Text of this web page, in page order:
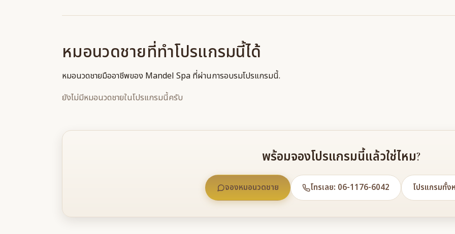
หมอนวดชายที่ทำโปรแกรมนี้ได้
หมอนวดชายมืออาชีพของ Mandel Spa ที่ผ่านการอบรมโปรแกรมนี้.
ยังไม่มีหมอนวดชายในโปรแกรมนี้ครับ
พร้อมจองโปรแกรมนี้แล้วใช่ไหม?
จองหมอนวดชาย โทรเลย: 06-1176-6042 โปรแกรมทั้ง